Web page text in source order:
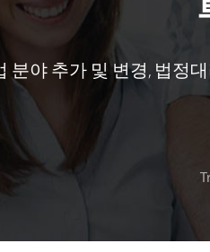
분야 추가 및 변경, 법정